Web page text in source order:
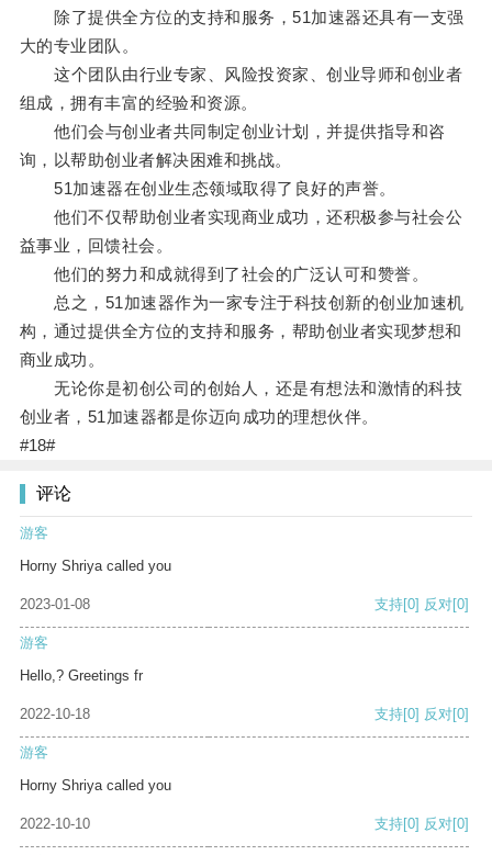
除了提供全方位的支持和服务，51加速器还具有一支强
大的专业团队。
这个团队由行业专家、风险投资家、创业导师和创业者
组成，拥有丰富的经验和资源。
他们会与创业者共同制定创业计划，并提供指导和咨
询，以帮助创业者解决困难和挑战。
51加速器在创业生态领域取得了良好的声誉。
他们不仅帮助创业者实现商业成功，还积极参与社会公
益事业，回馈社会。
他们的努力和成就得到了社会的广泛认可和赞誉。
总之，51加速器作为一家专注于科技创新的创业加速机
构，通过提供全方位的支持和服务，帮助创业者实现梦想和
商业成功。
无论你是初创公司的创始人，还是有想法和激情的科技
创业者，51加速器都是你迈向成功的理想伙伴。
#18#
评论
游客
Horny Shriya called you
2023-01-08 支持[0] 反对[0]
游客
Hello,? Greetings fr
2022-10-18 支持[0] 反对[0]
游客
Horny Shriya called you
2022-10-10 支持[0] 反对[0]